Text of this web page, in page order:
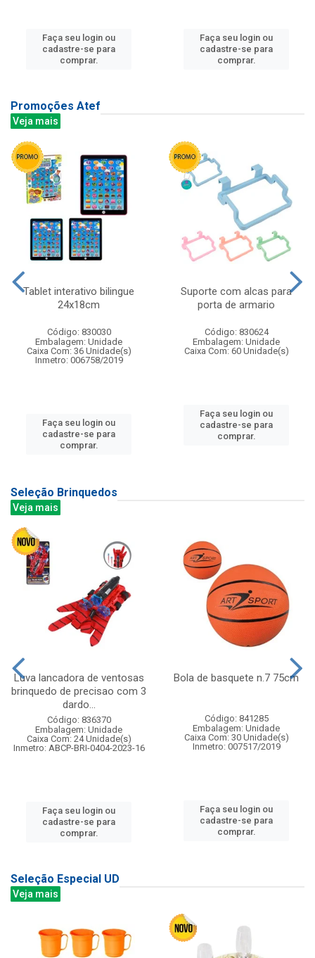
Faça seu login ou
cadastre-se para
comprar.
Faça seu login ou
cadastre-se para
comprar.
Promoções Atef
Veja mais
Tablet interativo bilingue
24x18cm
Código: 830030
Embalagem: Unidade
Caixa Com: 36 Unidade(s)
Inmetro: 006758/2019
Faça seu login ou
cadastre-se para
comprar.
Suporte com alcas para
porta de armario
Código: 830624
Embalagem: Unidade
Caixa Com: 60 Unidade(s)
Faça seu login ou
cadastre-se para
comprar.
Seleção Brinquedos
Veja mais
Luva lancadora de ventosas
brinquedo de precisao com 3
dardo...
Código: 836370
Embalagem: Unidade
Caixa Com: 24 Unidade(s)
Inmetro: ABCP-BRI-0404-2023-16
Faça seu login ou
cadastre-se para
comprar.
Bola de basquete n.7 75cm
Código: 841285
Embalagem: Unidade
Caixa Com: 30 Unidade(s)
Inmetro: 007517/2019
Faça seu login ou
cadastre-se para
comprar.
Seleção Especial UD
Veja mais